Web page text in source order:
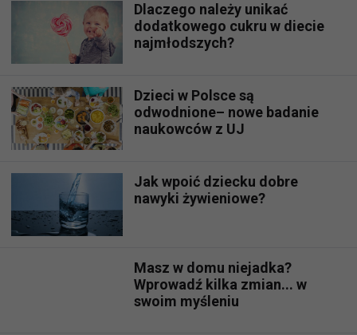
Dlaczego należy unikać
dodatkowego cukru w diecie
najmłodszych?
Dzieci w Polsce są
odwodnione– nowe badanie
naukowców z UJ
Jak wpoić dziecku dobre
nawyki żywieniowe?
Masz w domu niejadka?
Wprowadź kilka zmian... w
swoim myśleniu